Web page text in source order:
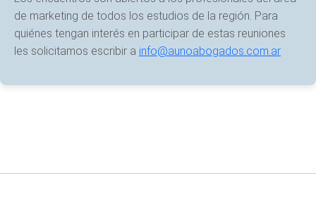
de marketing de todos los estudios de la región. Para
quiénes tengan interés en participar de estas reuniones
les solicitamos escribir a info@aunoabogados.com.ar